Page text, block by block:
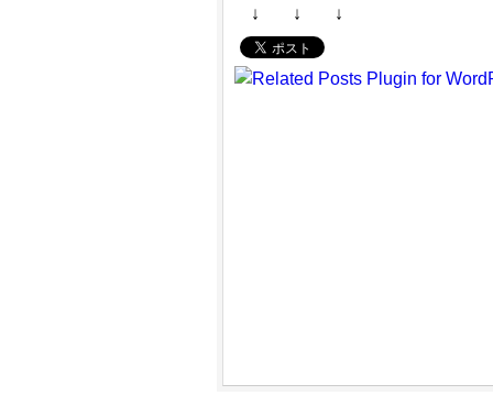
↓
↓ ↓